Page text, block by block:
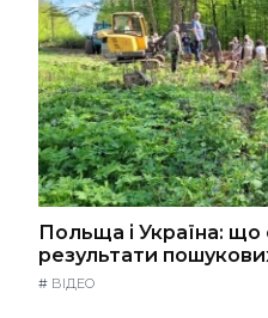
Польща і Україна: що
результати
# ВІДЕО